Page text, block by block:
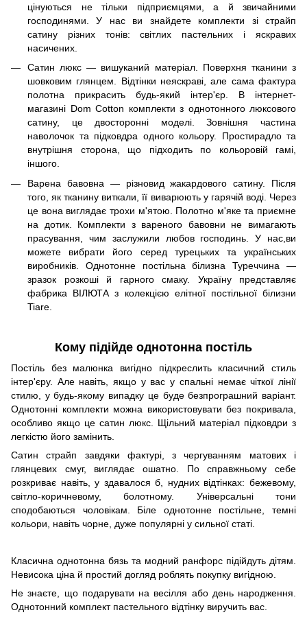
цінуються не тільки підприємцями, а й звичайними
господинями. У нас ви знайдете комплекти зі страйп
сатину різних тонів: світлих пастельних і яскравих
насичених.
Сатин люкс — вишуканий матеріал. Поверхня тканини з
шовковим глянцем. Відтінки неяскраві, але сама фактура
полотна прикрасить будь-який інтер'єр. В інтернет-
магазині Dom Cotton комплекти з однотонного люксового
сатину, це двосторонні моделі. Зовнішня частина
наволочок та підковдра одного кольору. Простирадло та
внутрішня сторона, що підходить по кольоровій гамі,
іншого.
Варена бавовна — різновид жакардового сатину. Після
того, як тканину виткали, її виварюють у гарячій воді. Через
це вона виглядає трохи м'ятою. Полотно м'яке та приємне
на дотик. Комплекти з вареного бавовни не вимагають
прасування, чим заслужили любов господинь. У нас,ви
можете вибрати його серед турецьких та українських
виробників. Однотонне постільна білизна Туреччина —
зразок розкоші й гарного смаку. Україну представляє
фабрика ВІЛЮТА з колекцією елітної постільної білизни
Tiare.
Кому підійде однотонна постіль
Постіль без малюнка вигідно підкреслить класичний стиль
інтер'єру. Але навіть, якщо у вас у спальні немає чіткої лінії
стилю, у будь-якому випадку це буде безпрограшний варіант.
Однотонні комплекти можна використовувати без покривала,
особливо якщо це сатин люкс. Щільний матеріал підковдри з
легкістю його замінить.
Сатин страйп завдяки фактурі, з чергуванням матових і
глянцевих смуг, виглядає ошатно. По справжньому себе
розкриває навіть, у здавалося б, нудних відтінках: бежевому,
світло-коричневому, болотному. Універсальні тони
сподобаються чоловікам. Біле однотонне постільне, темні
кольори, навіть чорне, дуже популярні у сильної статі.
Класична однотонна бязь та модний ранфорс підійдуть дітям.
Невисока ціна й простий догляд роблять покупку вигідною.
Не знаєте, що подарувати на весілля або день народження.
Однотонний комплект пастельного відтінку виручить вас.